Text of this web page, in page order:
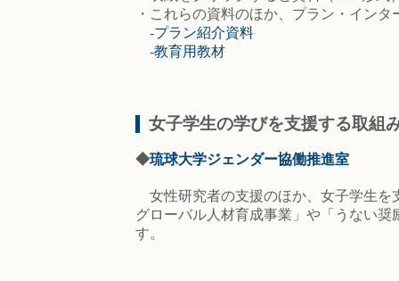
・これらの資料のほか、プラン・イン
‐プラン紹介資料
‐教育用教材
女子学生の学びを支援する取組
◆琉球大学ジェンダー協働推進室
女性研究者の支援のほか、女子学生を
グローバル人材育成事業」や「うない
す。